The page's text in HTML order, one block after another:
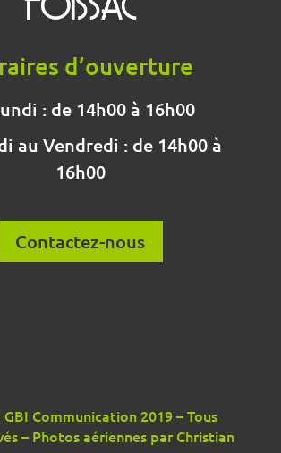
d’ouverture
: de 14h00 à 16h00
au Vendredi : de 14h00 à
16h00
Contactez-nous
Communication 2019 – Tous
– Photos aériennes par Christian